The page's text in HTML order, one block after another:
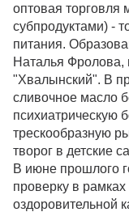
оптовая
субпродуктами) -
питания.
Наталья Фролова,
"Хвалынский". В
сливочное масло
психиатрическую
трескообразную
творог в детские
В июне прошлого
проверку в
оздоровительной